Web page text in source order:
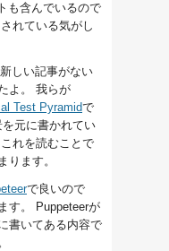
も含んでいるので
れている気がし
しい記事がない
よ。 我らが
Test Pyramidで
元に書かれてい
れを読むことで
ります。
で良いので
す。 Puppeteerが
書いてある内容で